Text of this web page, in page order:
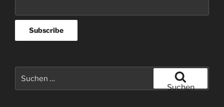
nach:
Suchen